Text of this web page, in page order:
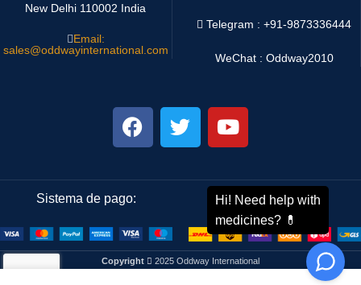
New Delhi 110002 India
Email:
sales@oddwayinternational.com
Telegram : +91-9873336444
WeChat : Oddway2010
Sistema de pago: Sistema de envío:
Copyright 2025 Oddway International